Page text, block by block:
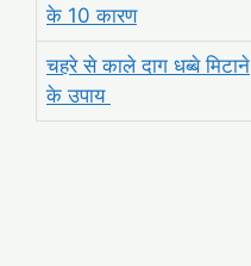
के 10 कारण
चहरे से काले दाग धब्बे मिटाने
के उपाय